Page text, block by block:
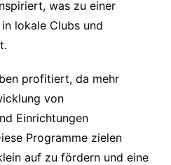
was zu einer
lokale Clubs und
profitiert, da mehr
von
Einrichtungen
Programme zielen
auf zu fördern und eine